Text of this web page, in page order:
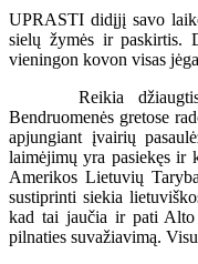
UPRASTI didįjį savo
sielų žymės ir paskirtis.
vieningon kovon visas
Reikia džiaugtis,
Bendruomenės gretose
apjungiant įvairių
laimėjimų yra pasiekęs
Amerikos Lietuvių
sustiprinti siekia
kad tai jaučia ir pati Alto
pilnaties suvažiavimą.